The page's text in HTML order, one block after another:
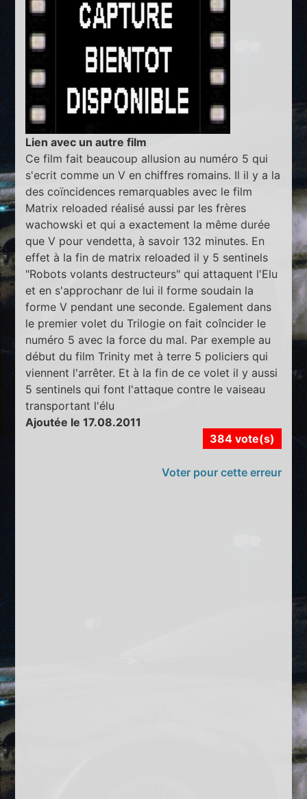
Lien avec un autre film
Ce film fait beaucoup allusion au numéro 5 qui
s'ecrit comme un V en chiffres romains. Il il y a la
des coïncidences remarquables avec le film
Matrix reloaded réalisé aussi par les frères
wachowski et qui a exactement la même durée
que V pour vendetta, à savoir 132 minutes. En
effet à la fin de matrix reloaded il y 5 sentinels
"Robots volants destructeurs" qui attaquent l'Elu
et en s'approchanr de lui il forme soudain la
forme V pendant une seconde. Egalement dans
le premier volet du Trilogie on fait coîncider le
numéro 5 avec la force du mal. Par exemple au
début du film Trinity met à terre 5 policiers qui
viennent l'arrêter. Et à la fin de ce volet il y aussi
5 sentinels qui font l'attaque contre le vaiseau
transportant l'élu
Ajoutée le 17.08.2011
384 vote(s)
Voter pour cette erreur